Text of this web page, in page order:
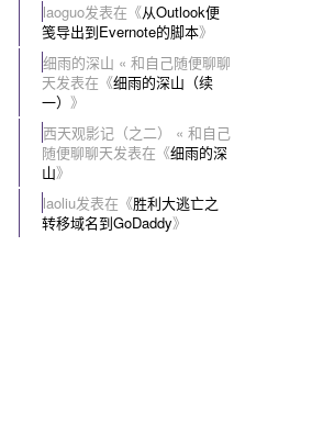
laoguo发表在《从Outlook便
笺导出到Evernote的脚本》
细雨的深山 « 和自己随便聊聊
天发表在《细雨的深山（续
一） 》
西天观影记（之二） « 和自己
随便聊聊天发表在《细雨的深
山》
laoliu发表在《胜利大逃亡之
转移域名到GoDaddy》